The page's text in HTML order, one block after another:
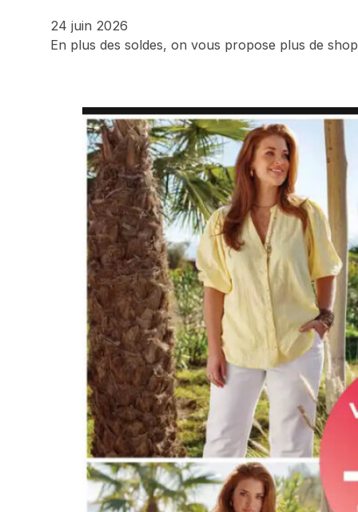
24 juin 2026
En plus des soldes, on vous propose plus de